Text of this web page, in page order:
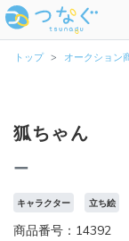
トップ オークション
狐ちゃん
ー
キャラクター 立ち絵
商品番号：14392